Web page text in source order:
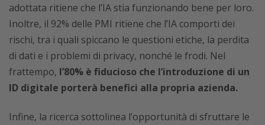
adottata ritiene che l’IA stia funzionando bene per loro.
Inoltre, il 92% delle PMI ritiene che l’IA comporti dei
rischi, tra i quali spiccano le questioni etiche, la perdita
di dati e i problemi di privacy, nonché le frodi. Nel
frattempo, l’80% è fiducioso che l’introduzione di un
ID digitale porterà benefici alla propria azienda.
Infine, la ricerca sottolinea l’opportunità di sfruttare le